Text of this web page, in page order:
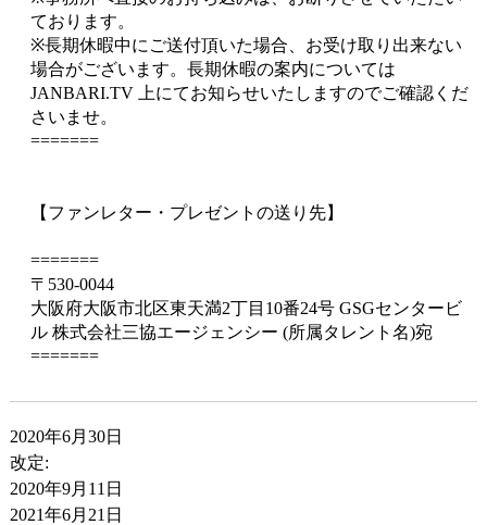
ております。
※⻑期休暇中にご送付頂いた場合、お受け取り出来ない
場合がございます。⻑期休暇の案内については
JANBARI.TV 上にてお知らせいたしますのでご確認くだ
さいませ。
=======
【ファンレター・プレゼントの送り先】
=======
〒530-0044
大阪府大阪市北区東天満2丁目10番24号 GSGセンタービ
ル 株式会社三協エージェンシー (所属タレント名)宛
=======
2020年6月30日
改定:
2020年9月11日
2021年6月21日